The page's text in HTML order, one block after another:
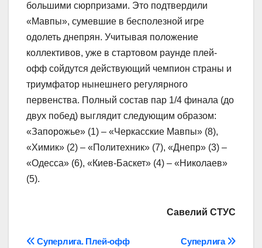
большими сюрпризами. Это подтвердили
«Мавпы», сумевшие в бесполезной игре
одолеть днепрян. Учитывая положение
коллективов, уже в стартовом раунде плей-
офф сойдутся действующий чемпион страны и
триумфатор нынешнего регулярного
первенства. Полный состав пар 1/4 финала (до
двух побед) выглядит следующим образом:
«Запорожье» (1) – «Черкасские Мавпы» (8),
«Химик» (2) – «Политехник» (7), «Днепр» (3) –
«Одесса» (6), «Киев-Баскет» (4) – «Николаев»
(5).
Савелий СТУС
Суперлига
Суперлига. Плей-офф